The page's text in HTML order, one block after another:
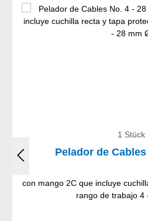
1 Stück
Pelador de Cables
con mango 2C que incluye
rango de trabajo 4